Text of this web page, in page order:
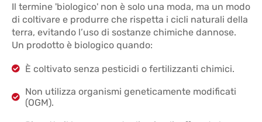
Il termine 'biologico' non è solo una moda, ma un modo
di coltivare e produrre che rispetta i cicli naturali della
terra, evitando l’uso di sostanze chimiche dannose.
Un prodotto è biologico quando:
È coltivato senza pesticidi o fertilizzanti chimici.
Non utilizza organismi geneticamente modificati
(OGM).